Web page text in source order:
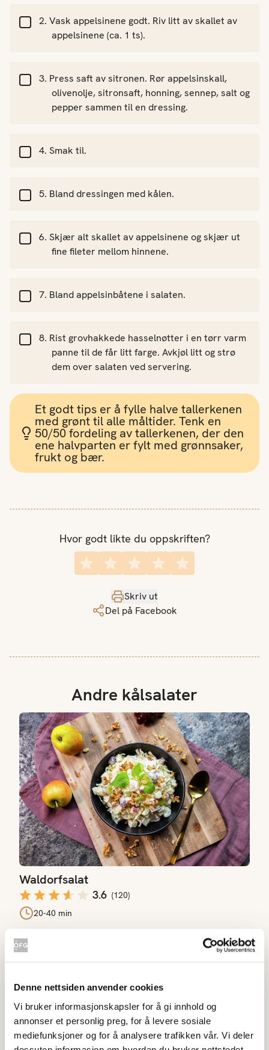
Denne nettsiden anvender cookies
Vi bruker informasjonskapsler for å gi innhold og
annonser et personlig preg, for å levere sosiale
mediefunksjoner og for å analysere trafikken vår. Vi deler
Vask appelsinene godt. Riv litt av skallet av
appelsinene (ca. 1 ts).
Press saft av sitronen. Rør appelsinskall,
olivenolje, sitronsaft, honning, sennep, salt og
pepper sammen til en dressing.
Smak til.
Bland dressingen med kålen.
Skjær alt skallet av appelsinene og skjær ut
fine fileter mellom hinnene.
Bland appelsinbåtene i salaten.
Rist grovhakkede hasselnøtter i en tørr varm
panne til de får litt farge. Avkjøl litt og strø
dem over salaten ved servering.
Et godt tips er å fylle halve tallerkenen
med grønt til alle måltider. Tenk en
50/50 fordeling av tallerkenen, der den
ene halvparten er fylt med grønnsaker,
frukt og bær.
Hvor godt likte du oppskriften?
Skriv ut
Del på Facebook
Andre kålsalater
Waldorfsalat
3.6 (120)
20-40 min
Waldorfsalat
Fargerik kålsalat